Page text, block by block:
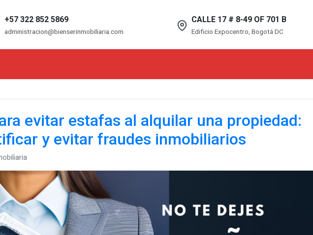
+57 322 852 5869
administracion@bienserinmobiliaria.com
CALLE 17 # 8-49 OF 701 B
Edificio Expocentro, Bogotá DC
evitar estafas al alquilar una propiedad:
y evitar fraudes inmobiliarios